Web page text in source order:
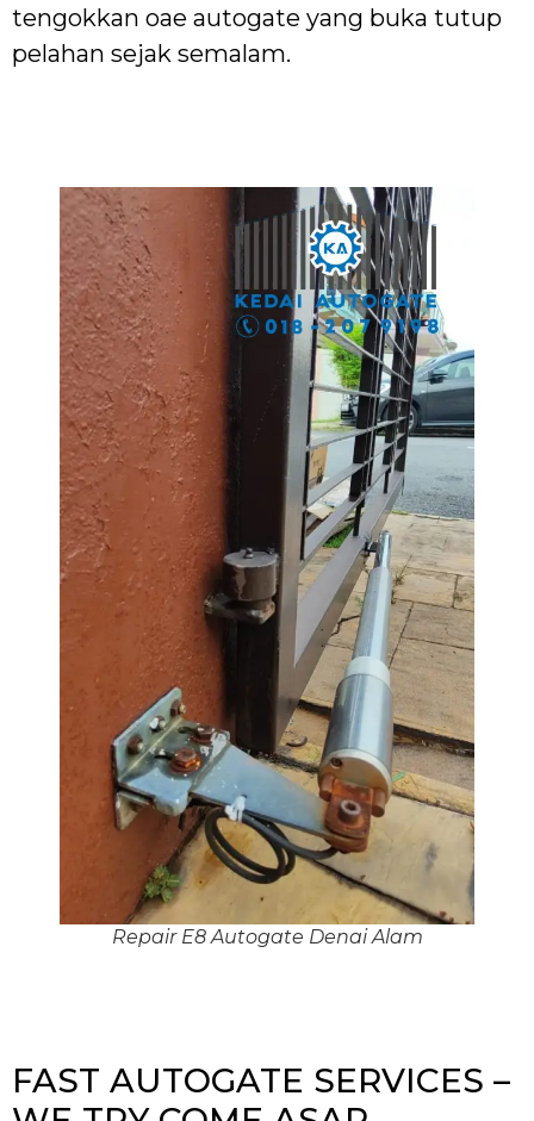
tengokkan oae autogate yang buka tutup
pelahan sejak semalam.
Repair E8 Autogate Denai Alam
FAST AUTOGATE SERVICES –